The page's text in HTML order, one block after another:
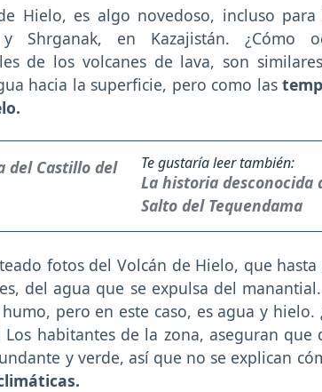
Hielo, es algo novedoso, incluso
Shrganak, en Kazajistán. ¿Cómo
de los volcanes de lava, son
hacia la superficie, pero como las
Te gustaría leer también:
La historia desconocida
Salto del Tequendama
fotos del Volcán de Hielo, que
del agua que se expulsa del
pero en este caso, es agua y hielo.
habitantes de la zona, aseguran que
y verde, así que no se explican